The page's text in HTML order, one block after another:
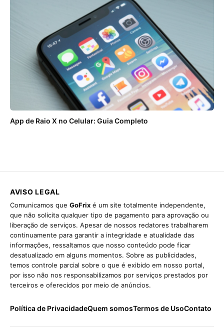
App de Raio X no Celular: Guia Completo
AVISO LEGAL
Comunicamos que GoFrix é um site totalmente independente,
que não solicita qualquer tipo de pagamento para aprovação ou
liberação de serviços. Apesar de nossos redatores trabalharem
continuamente para garantir a integridade e atualidade das
informações, ressaltamos que nosso conteúdo pode ficar
desatualizado em alguns momentos. Sobre as publicidades,
temos controle parcial sobre o que é exibido em nosso portal,
por isso não nos responsabilizamos por serviços prestados por
terceiros e oferecidos por meio de anúncios.
Política de PrivacidadeQuem somosTermos de UsoContato